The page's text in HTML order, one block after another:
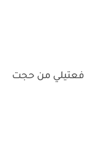
من حجت